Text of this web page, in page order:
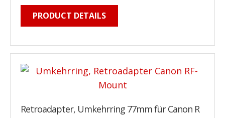
PRODUCT DETAILS
Retroadapter, Umkehrring 77mm für Canon R